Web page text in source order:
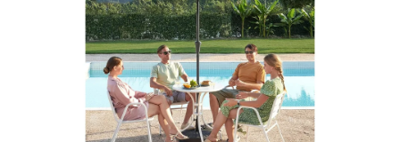
CHOVATELSKÉ POTŘEBY
DOPLŇKY A DEKORACE